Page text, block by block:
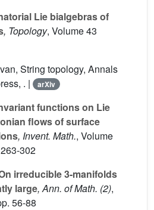
Lie bialgebras of
, Topology, Volume 43
String topology, Annals
. |
arXiv
functions on Lie
flows of surface
, Invent. Math., Volume
302
irreducible 3-manifolds
large, Ann. of Math. (2),
56-88